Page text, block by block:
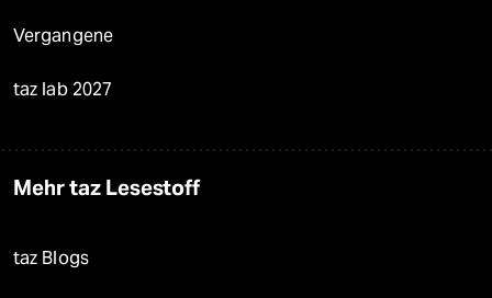
Vergangene
taz lab 2027
Mehr taz Lesestoff
taz Blogs